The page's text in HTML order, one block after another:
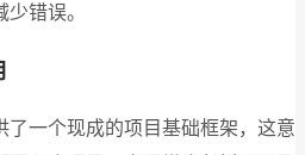
错误。
了一个现成的项目基础框架，这意